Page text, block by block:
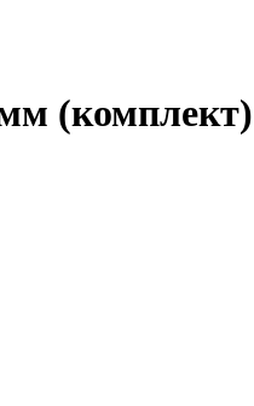
(комплект)